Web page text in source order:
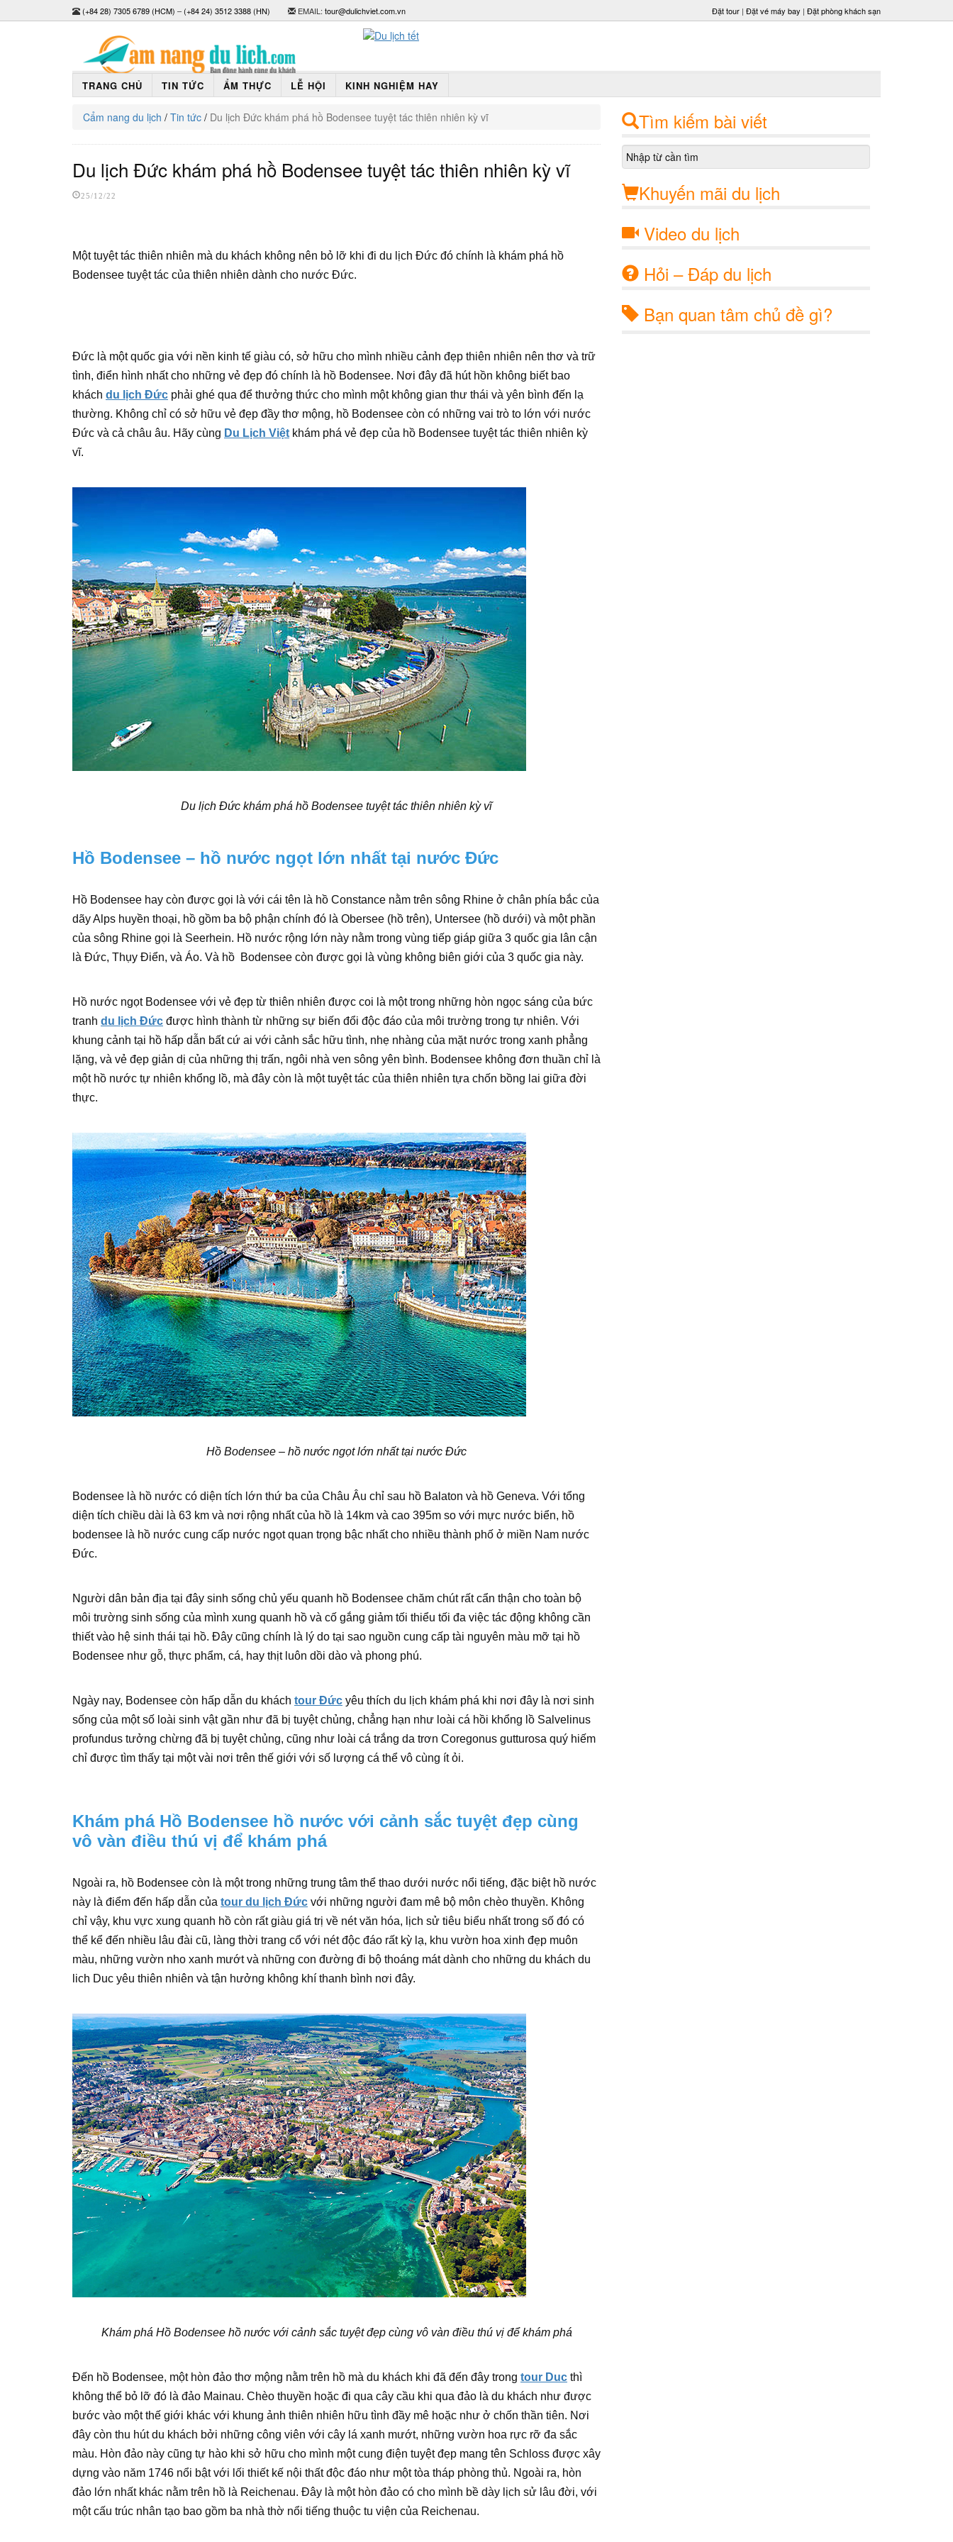
(+84 28) 7305 6789 (HCM) –(+84 24) 3512 3388 (HN) EMAIL: tour@dulichviet.com.vn Đặt tour | Đặt vé máy bay | Đặt phòng khách sạn
TRANG CHỦ TIN TỨC ẨM THỰC LỄ HỘI KINH NGHIỆM HAY
Cẩm nang du lịch / Tin tức / Du lịch Đức khám phá hồ Bodensee tuyệt tác thiên nhiên kỳ vĩ
Du lịch Đức khám phá hồ Bodensee tuyệt tác thiên nhiên kỳ vĩ
25/12/22
Một tuyệt tác thiên nhiên mà du khách không nên bỏ lỡ khi đi du lịch Đức đó chính là khám phá hồ
Bodensee tuyệt tác của thiên nhiên dành cho nước Đức.
Đức là một quốc gia với nền kinh tế giàu có, sở hữu cho mình nhiều cảnh đẹp thiên nhiên nên thơ và trữ
tình, điển hình nhất cho những vẻ đẹp đó chính là hồ Bodensee. Nơi đây đã hút hồn không biết bao
khách du lịch Đức phải ghé qua để thưởng thức cho mình một không gian thư thái và yên bình đến lạ
thường. Không chỉ có sở hữu vẻ đẹp đầy thơ mộng, hồ Bodensee còn có những vai trò to lớn với nước
Đức và cả châu âu. Hãy cùng Du Lịch Việt khám phá vẻ đẹp của hồ Bodensee tuyệt tác thiên nhiên kỳ
vĩ.
Du lịch Đức khám phá hồ Bodensee tuyệt tác thiên nhiên kỳ vĩ
Hồ Bodensee – hồ nước ngọt lớn nhất tại nước Đức
Hồ Bodensee hay còn được gọi là với cái tên là hồ Constance nằm trên sông Rhine ở chân phía bắc của
dãy Alps huyền thoại, hồ gồm ba bộ phận chính đó là Obersee (hồ trên), Untersee (hồ dưới) và một phần
của sông Rhine gọi là Seerhein. Hồ nước rộng lớn này nằm trong vùng tiếp giáp giữa 3 quốc gia lân cận
là Đức, Thụy Điển, và Áo. Và hồ Bodensee còn được gọi là vùng không biên giới của 3 quốc gia này.
Hồ nước ngọt Bodensee với vẻ đẹp từ thiên nhiên được coi là một trong những hòn ngọc sáng của bức
tranh du lịch Đức được hình thành từ những sự biến đổi độc đáo của môi trường trong tự nhiên. Với
khung cảnh tại hồ hấp dẫn bất cứ ai với cảnh sắc hữu tình, nhẹ nhàng của mặt nước trong xanh phẳng
lặng, và vẻ đẹp giản dị của những thị trấn, ngôi nhà ven sông yên bình. Bodensee không đơn thuần chỉ là
một hồ nước tự nhiên khổng lồ, mà đây còn là một tuyệt tác của thiên nhiên tựa chốn bồng lai giữa đời
thực.
Hồ Bodensee – hồ nước ngọt lớn nhất tại nước Đức
Bodensee là hồ nước có diện tích lớn thứ ba của Châu Âu chỉ sau hồ Balaton và hồ Geneva. Với tổng
diện tích chiều dài là 63 km và nơi rộng nhất của hồ là 14km và cao 395m so với mực nước biển, hồ
bodensee là hồ nước cung cấp nước ngọt quan trọng bậc nhất cho nhiều thành phố ở miền Nam nước
Đức.
Người dân bản địa tại đây sinh sống chủ yếu quanh hồ Bodensee chăm chút rất cẩn thận cho toàn bộ
môi trường sinh sống của mình xung quanh hồ và cố gắng giảm tối thiểu tối đa việc tác động không cần
thiết vào hệ sinh thái tại hồ. Đây cũng chính là lý do tại sao nguồn cung cấp tài nguyên màu mỡ tại hồ
Bodensee như gỗ, thực phẩm, cá, hay thịt luôn dồi dào và phong phú.
Ngày nay, Bodensee còn hấp dẫn du khách tour Đức yêu thích du lịch khám phá khi nơi đây là nơi sinh
sống của một số loài sinh vật gần như đã bị tuyệt chủng, chẳng hạn như loài cá hồi khổng lồ Salvelinus
profundus tưởng chừng đã bị tuyệt chủng, cũng như loài cá trắng da trơn Coregonus gutturosa quý hiếm
chỉ được tìm thấy tại một vài nơi trên thế giới với số lượng cá thể vô cùng ít ỏi.
Khám phá Hồ Bodensee hồ nước với cảnh sắc tuyệt đẹp cùng
vô vàn điều thú vị để khám phá
Ngoài ra, hồ Bodensee còn là một trong những trung tâm thể thao dưới nước nổi tiếng, đặc biệt hồ nước
này là điểm đến hấp dẫn của tour du lịch Đức với những người đam mê bộ môn chèo thuyền. Không
chỉ vậy, khu vực xung quanh hồ còn rất giàu giá trị về nét văn hóa, lịch sử tiêu biểu nhất trong số đó có
thể kể đến nhiều lâu đài cũ, làng thời trang cổ với nét độc đáo rất kỳ lạ, khu vườn hoa xinh đẹp muôn
màu, những vườn nho xanh mướt và những con đường đi bộ thoáng mát dành cho những du khách du
lich Duc yêu thiên nhiên và tận hưởng không khí thanh bình nơi đây.
Khám phá Hồ Bodensee hồ nước với cảnh sắc tuyệt đẹp cùng vô vàn điều thú vị để khám phá
Đến hồ Bodensee, một hòn đảo thơ mộng nằm trên hồ mà du khách khi đã đến đây trong tour Duc thì
không thể bỏ lỡ đó là đảo Mainau. Chèo thuyền hoặc đi qua cây cầu khi qua đảo là du khách như được
bước vào một thế giới khác với khung ảnh thiên nhiên hữu tình đầy mê hoặc như ở chốn thần tiên. Nơi
đây còn thu hút du khách bởi những công viên với cây lá xanh mướt, những vườn hoa rực rỡ đa sắc
màu. Hòn đảo này cũng tự hào khi sở hữu cho mình một cung điện tuyệt đẹp mang tên Schloss được xây
dựng vào năm 1746 nổi bật với lối thiết kế nội thất độc đáo như một tòa tháp phòng thủ. Ngoài ra, hòn
đảo lớn nhất khác nằm trên hồ là Reichenau. Đây là một hòn đảo có cho mình bề dày lịch sử lâu đời, với
một cấu trúc nhân tạo bao gồm ba nhà thờ nổi tiếng thuộc tu viện của Reichenau.
Tìm kiếm bài viết
Khuyến mãi du lịch
Video du lịch
Hỏi – Đáp du lịch
Bạn quan tâm chủ đề gì?